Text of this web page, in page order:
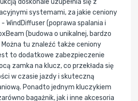
doskonale uzupełnia się z
systemami, za jakie ceniony
- WindDiffuser (poprawa spalania i
(budowa o unikalnej, bardzo
tu znaleźć także ceniony
to dodatkowe zabezpieczenie
zamka na klucz, co przekłada się
w czasie jazdy i skuteczną
Ponadto jednym kluczykiem
bagażnik, jak i inne akcesoria